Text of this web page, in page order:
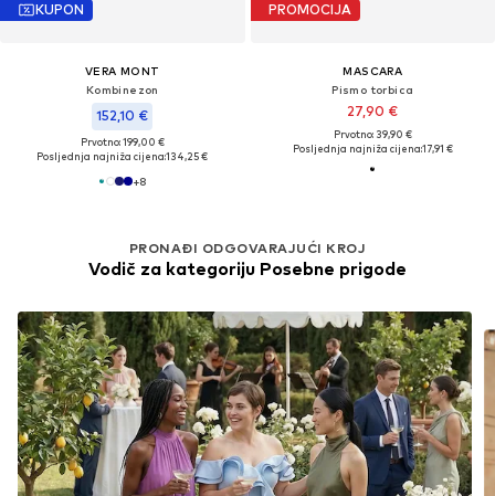
KUPON
VERA MONT
Kombinezon
152,10 €
Prvotno: 199,00 €
Posljednja najniža cijena:134,25 €
+8
PROMOCIJA
MASCARA
Pismo torbica
27,90 €
Prvotno: 39,90 €
Posljednja najniža cijena:17,91 €
PRONAĐI ODGOVARAJUĆI KROJ
Vodič za kategoriju Posebne prigode